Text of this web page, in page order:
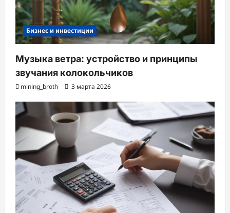
Бизнес и инвестиции
Музыка ветра: устройство и принципы
звучания колокольчиков
mining_broth 3 марта 2026